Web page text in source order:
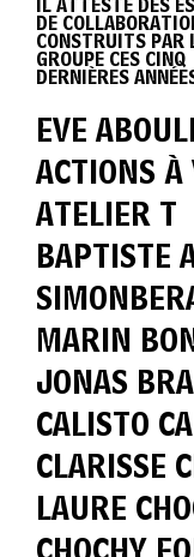
IL ATTESTE DES
DE
CONSTRUITS PAR
GROUPE CES CINQ
DERNIÈRES
EVE
ACTIONS À
ATELIER T
BAPTISTE
MARIN
JONAS
CALISTO
CLARISSE
LAURE